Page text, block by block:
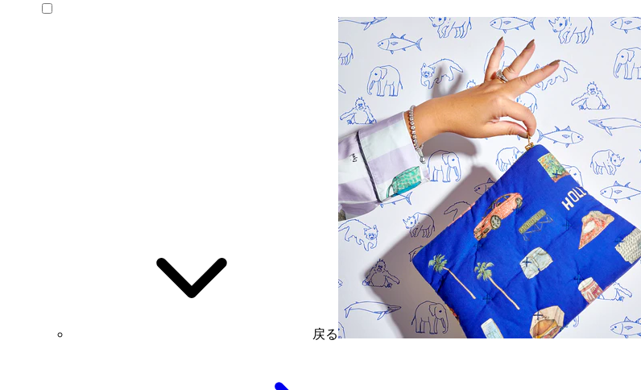
戻る